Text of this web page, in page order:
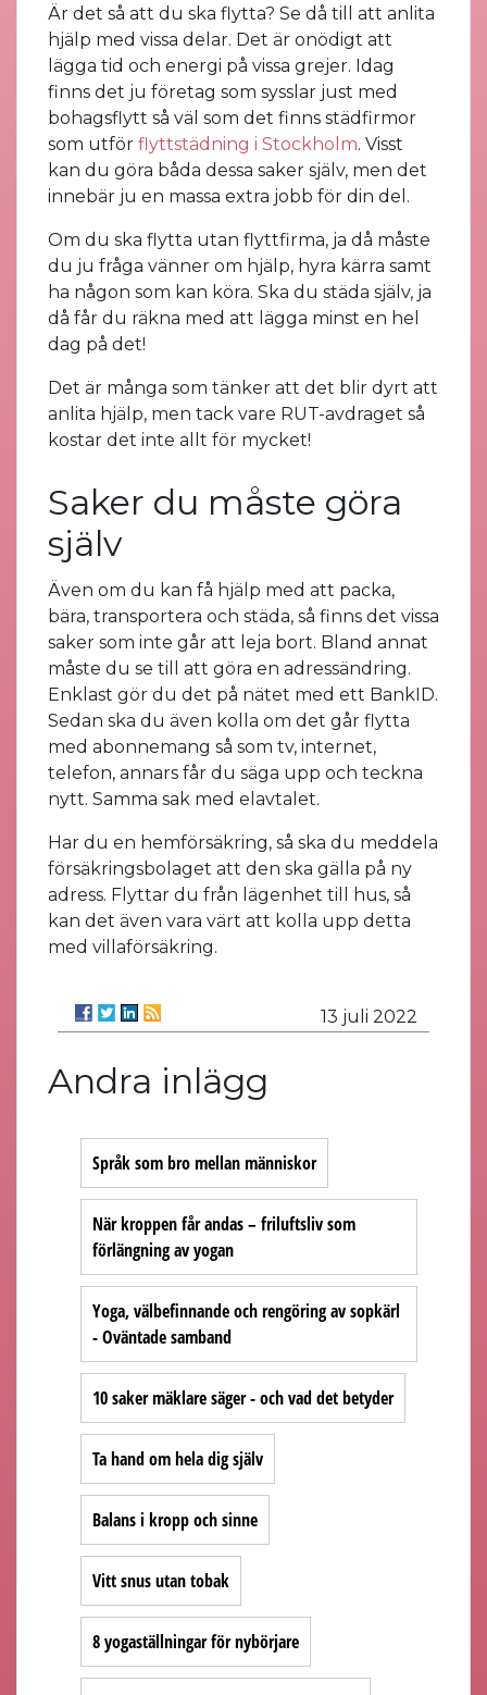
Är det så att du ska flytta? Se då till att anlita
hjälp med vissa delar. Det är onödigt att
lägga tid och energi på vissa grejer. Idag
finns det ju företag som sysslar just med
bohagsflytt så väl som det finns städfirmor
som utför flyttstädning i Stockholm. Visst
kan du göra båda dessa saker själv, men det
innebär ju en massa extra jobb för din del.
Om du ska flytta utan flyttfirma, ja då måste
du ju fråga vänner om hjälp, hyra kärra samt
ha någon som kan köra. Ska du städa själv, ja
då får du räkna med att lägga minst en hel
dag på det!
Det är många som tänker att det blir dyrt att
anlita hjälp, men tack vare RUT-avdraget så
kostar det inte allt för mycket!
Saker du måste göra
själv
Även om du kan få hjälp med att packa,
bära, transportera och städa, så finns det vissa
saker som inte går att leja bort. Bland annat
måste du se till att göra en adressändring.
Enklast gör du det på nätet med ett BankID.
Sedan ska du även kolla om det går flytta
med abonnemang så som tv, internet,
telefon, annars får du säga upp och teckna
nytt. Samma sak med elavtalet.
Har du en hemförsäkring, så ska du meddela
försäkringsbolaget att den ska gälla på ny
adress. Flyttar du från lägenhet till hus, så
kan det även vara värt att kolla upp detta
med villaförsäkring.
13 juli 2022
Andra inlägg
Språk som bro mellan människor
När kroppen får andas – friluftsliv som
förlängning av yogan
Yoga, välbefinnande och rengöring av sopkärl
- Oväntade samband
10 saker mäklare säger - och vad det betyder
Ta hand om hela dig själv
Balans i kropp och sinne
Vitt snus utan tobak
8 yogaställningar för nybörjare